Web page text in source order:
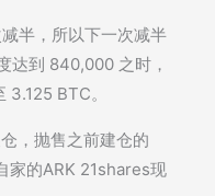
半，所以下一次减半
达到 840,000 之时，
BTC。
，抛售之前建仓的
家的ARK 21shares现